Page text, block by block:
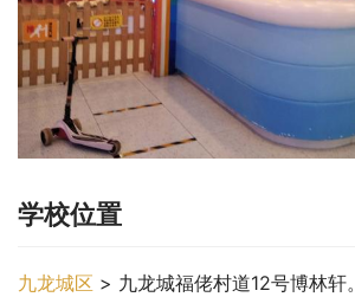
学校位置
九龙城区 > 九龙城福佬村道12号博林轩。